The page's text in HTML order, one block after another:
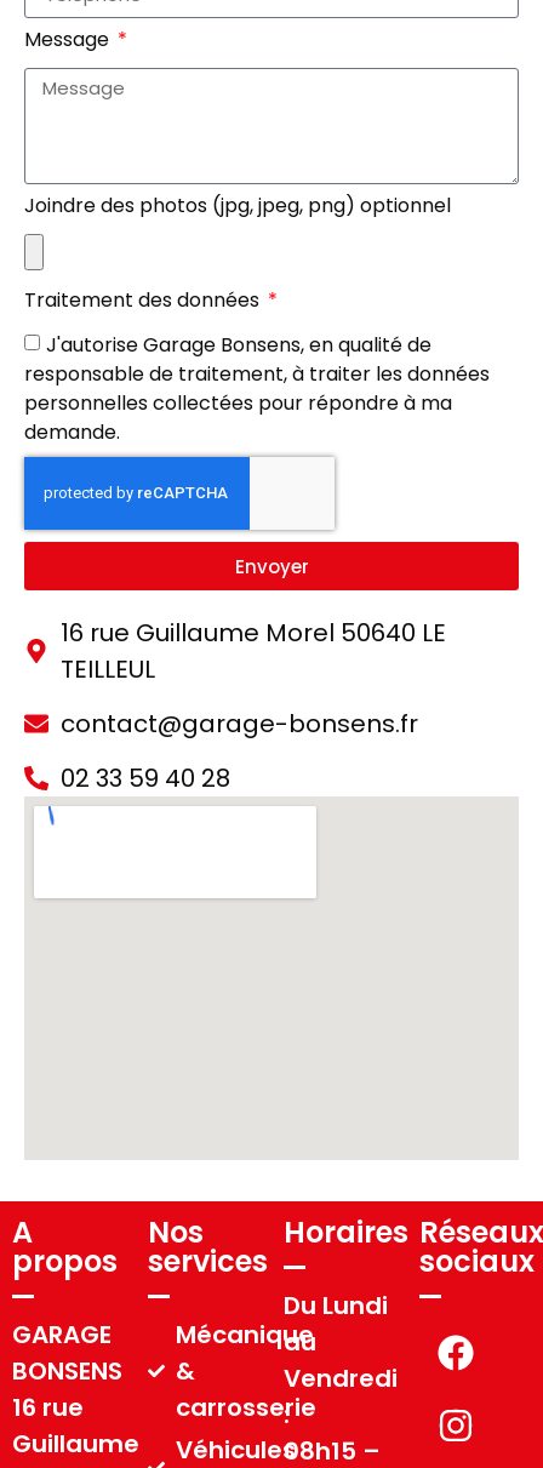
Message
Joindre des photos (jpg, jpeg, png) optionnel
Traitement des données
J'autorise Garage Bonsens, en qualité de
responsable de traitement, à traiter les données
personnelles collectées pour répondre à ma
demande.
Envoyer
16 rue Guillaume Morel 50640 LE
TEILLEUL
contact@garage-bonsens.fr
02 33 59 40 28
A
propos
GARAGE
BONSENS
16 rue
Guillaume
Nos
services
Mécanique
&
carrosserie
Véhicules
Horaires
Du Lundi
au
Vendredi
:
08h15 –
Réseaux
sociaux